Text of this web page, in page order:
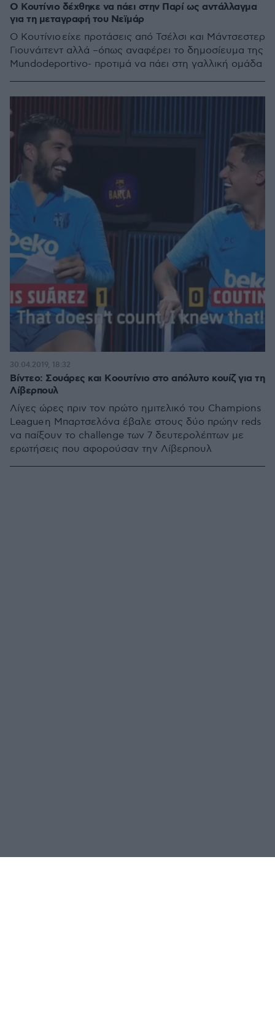
Ο Κουτίνιο δέχθηκε να πάει στην Παρί ως αντάλλαγμα
για τη μεταγραφή του Νεϊμάρ
Ο Κουτίνιο είχε προτάσεις από Τσέλσι και Μάντσεστερ
Γιουνάιτεντ αλλά –όπως αναφέρει το δημοσίευμα της
Mundodeportivo- προτιμά να πάει στη γαλλική ομάδα
Βίντεο: Σουάρες και Κoουτίνιο στο απόλυτο κουίζ για τη
Λίβερπουλ
Λίγες ώρες πριν τον πρώτο ημιτελικό του Champions
League η Μπαρτσελόνα έβαλε στους δύο πρώην reds
να παίξουν το challenge των 7 δευτερολέπτων με
ερωτήσεις που αφορούσαν την Λίβερπουλ
30.04.2019, 18:32